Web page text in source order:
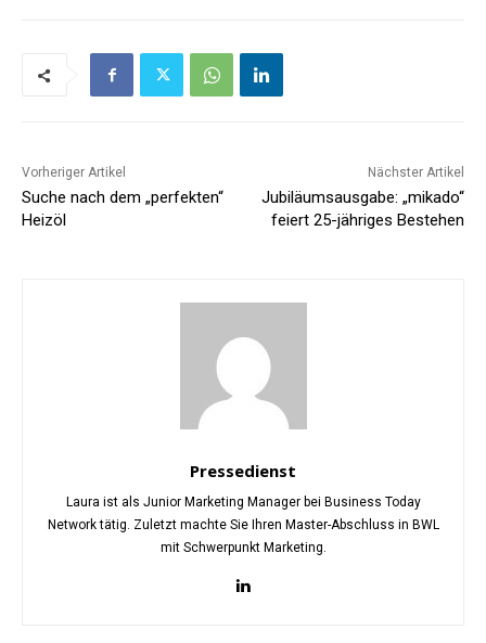
Vorheriger Artikel
Suche nach dem „perfekten“
Heizöl
Nächster Artikel
Jubiläumsausgabe: „mikado“
feiert 25-jähriges Bestehen
Pressedienst
Laura ist als Junior Marketing Manager bei Business Today
Network tätig. Zuletzt machte Sie Ihren Master-Abschluss in BWL
mit Schwerpunkt Marketing.